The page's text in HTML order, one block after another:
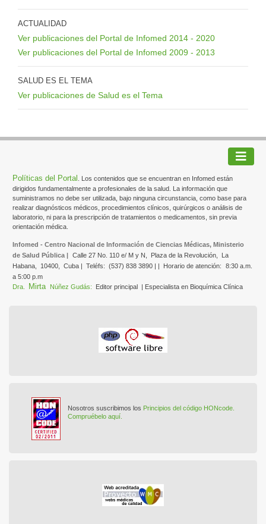
ACTUALIDAD
Ver publicaciones del Portal de Infomed 2014 - 2020
Ver publicaciones del Portal de Infomed 2009 - 2013
SALUD ES EL TEMA
Ver publicaciones de Salud es el Tema
Políticas del Portal . Los contenidos que se encuentran en Infomed están
dirigidos fundamentalmente a profesionales de la salud. La información que
suministramos no debe ser utilizada, bajo ninguna circunstancia, como base para
realizar diagnósticos médicos, procedimientos clínicos, quirúrgicos o análisis de
laboratorio, ni para la prescripción de tratamientos o medicamentos, sin previa
orientación médica.
Infomed - Centro Nacional de Información de Ciencias Médicas, Ministerio
de Salud Pública | Calle 27 No. 110 e/ M y N, Plaza de la Revolución,
La
Habana, 10400, Cuba | Teléfs: (537) 838 3890 | | Horario de atención:
8:30 a.m.
a 5:00 p.m
Dra.
Mirta Núñez Gudás: Editor principal | Especialista en Bioquímica Clínica
Nosotros suscribimos los Principios del código HONcode.
Compruébelo aquí.